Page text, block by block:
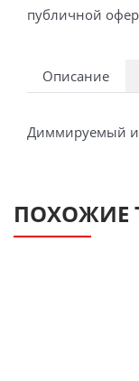
публичной
Описание
Диммируемый
ПОХОЖИЕ